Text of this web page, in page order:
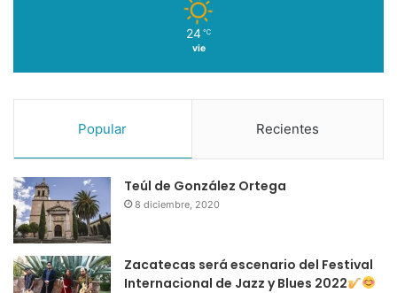
24 ℃
vie
Popular Recientes
Teúl de González Ortega
8 diciembre, 2020
Zacatecas será escenario del Festival
Internacional de Jazz y Blues 2022